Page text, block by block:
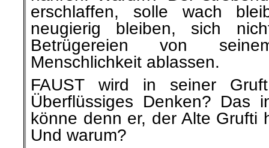
erschlaffen, solle wach
neugierig bleiben, sich
Betrügereien von
Menschlichkeit ablassen.
FAUST wird in seiner
Überflüssiges Denken? Das
könne denn er, der Alte Grufti
Und warum?